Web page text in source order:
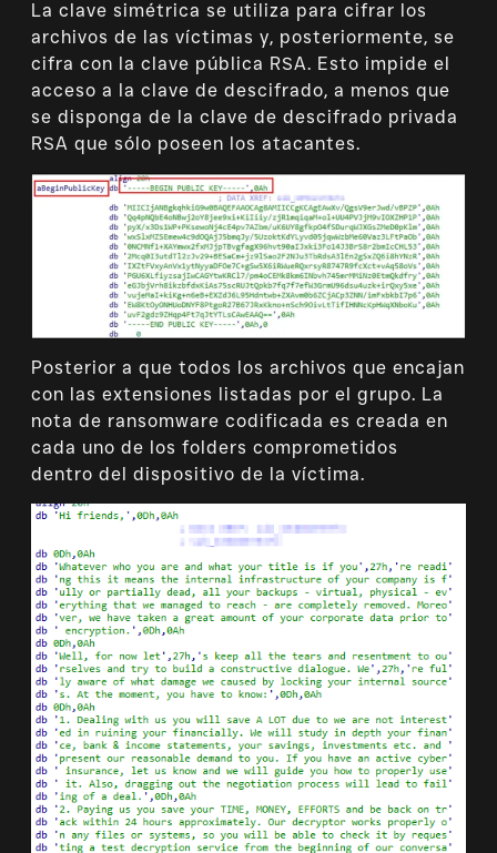
La clave simétrica se utiliza para cifrar los
archivos de las víctimas y, posteriormente, se
cifra con la clave pública RSA. Esto impide el
acceso a la clave de descifrado, a menos que
se disponga de la clave de descifrado privada
RSA que sólo poseen los atacantes.
Posterior a que todos los archivos que encajan
con las extensiones listadas por el grupo. La
nota de ransomware codificada es creada en
cada uno de los folders comprometidos
dentro del dispositivo de la víctima.